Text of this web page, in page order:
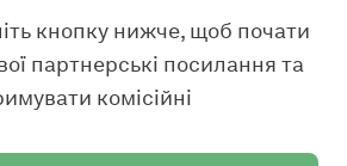
кнопку нижче, щоб почати
партнерські посилання та
комісійні